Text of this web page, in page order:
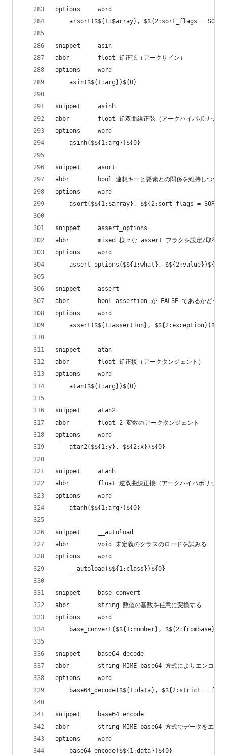
options     word
arsort($${1:$array}, $${2:sort_flags =
snippet     asin
abbr        float 逆正弦（アークサイン）
options     word
    asin($${1:arg})${0}
snippet     asinh
abbr        float 逆双曲線正弦（アークハイパボリック
options     word
    asinh($${1:arg})${0}
snippet     asort
abbr        bool 連想キーと要素との関係を維持しつつ配
options     word
asort($${1:$array}, $${2:sort_flags =
snippet     assert_options
abbr        mixed 様々な assert フラグを設定/取得す
options     word
    assert_options($${1:what}, $${2:value})${0}
snippet     assert
abbr        bool assertion が FALSE であるかどうか
options     word
    assert($${1:assertion}, $${2:exception})${0}
snippet     atan
abbr        float 逆正接（アークタンジェント）
options     word
    atan($${1:arg})${0}
snippet     atan2
abbr        float 2 変数のアークタンジェント
options     word
    atan2($${1:y}, $${2:x})${0}
snippet     atanh
abbr        float 逆双曲線正接（アークハイパボリックタ
options     word
    atanh($${1:arg})${0}
snippet     __autoload
abbr        void 未定義のクラスのロードを試みる
options     word
    __autoload($${1:class})${0}
snippet     base_convert
abbr        string 数値の基数を任意に変換する
options     word
base_convert($${1:number}, $${2:frombase},
snippet     base64_decode
abbr        string MIME base64 方式によりエンコードさ
options     word
base64_decode($${1:data}, $${2:strict =
snippet     base64_encode
abbr        string MIME base64 方式でデータをエンコ
options     word
    base64_encode($${1:data})${0}